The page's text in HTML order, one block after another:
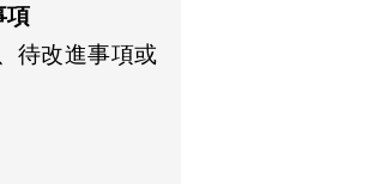
項
待改進事項或